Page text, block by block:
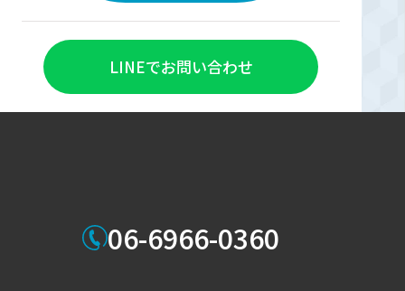
LINEでお問い合わせ
06-6966-0360